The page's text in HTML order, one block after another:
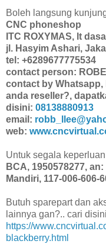
Boleh langsung
CNC phoneshop
ITC ROXYMAS, lt
jl. Hasyim Ashari,
tel: +6289677775534
contact person:
contact by Whatsapp,
anda reseller?,
disini: 08138880913
email:
web:
Untuk segala
BCA, 1950578277,
Mandiri, 117-006-606-
Butuh sparepart dan
lainnya gan?.. cari
https://
blackberry.html